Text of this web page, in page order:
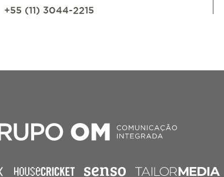
+55 (11) 3044-2215